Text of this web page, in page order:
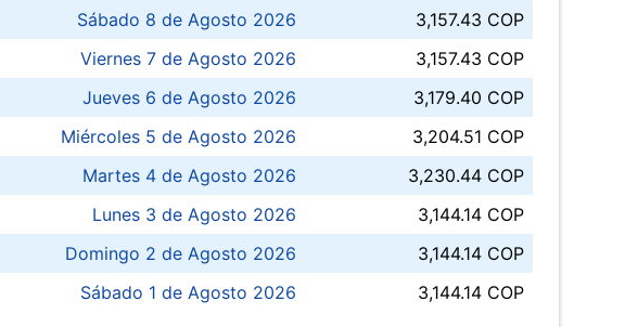
Sábado 8 de Agosto 2026
3,157.43 COP
Viernes 7 de Agosto 2026
3,157.43 COP
Jueves 6 de Agosto 2026
3,179.40 COP
Miércoles 5 de Agosto 2026
3,204.51 COP
Martes 4 de Agosto 2026
3,230.44 COP
Lunes 3 de Agosto 2026
3,144.14 COP
Domingo 2 de Agosto 2026
3,144.14 COP
Sábado 1 de Agosto 2026
3,144.14 COP